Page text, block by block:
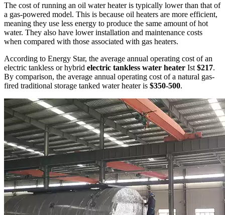
The cost of running an oil water heater is typically lower than that of
a gas-powered model. This is because oil heaters are more efficient,
meaning they use less energy to produce the same amount of hot
water. They also have lower installation and maintenance costs
when compared with those associated with gas heaters.
According to Energy Star, the average annual operating cost of an
electric tankless or hybrid electric tankless water heater Ist $217.
By comparison, the average annual operating cost of a natural gas-
fired traditional storage tanked water heater is $350-500.